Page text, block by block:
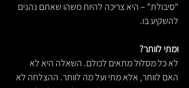
"סיבולת" – היא צריכה להיות משהו שאתם נהנים
להשקיע בו.
ומתי לוותר?
לא כל מסלול מתאים לכולם. השאלה היא לא
האם לוותר, אלא מתי ועל מה לוותר. ההצלחה לא